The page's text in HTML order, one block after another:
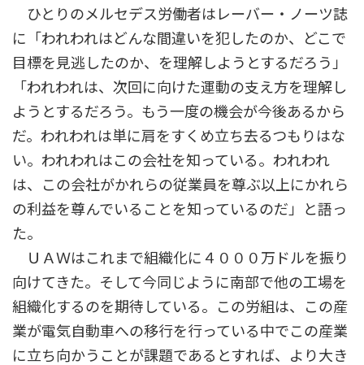
ひとりのメルセデス労働者はレーバー・ノーツ誌
に「われわれはどんな間違いを犯したのか、どこで
目標を見逃したのか、を理解しようとするだろう」
「われわれは、次回に向けた運動の支え方を理解し
ようとするだろう。もう一度の機会が今後あるから
だ。われわれは単に肩をすくめ立ち去るつもりはな
い。われわれはこの会社を知っている。われわれ
は、この会社がかれらの従業員を尊ぶ以上にかれら
の利益を尊んでいることを知っているのだ」と語っ
た。
ＵＡＷはこれまで組織化に４０００万ドルを振り
向けてきた。そして今同じように南部で他の工場を
組織化するのを期待している。この労組は、この産
業が電気自動車への移行を行っている中でこの産業
に立ち向かうことが課題であるとすれば、より大き